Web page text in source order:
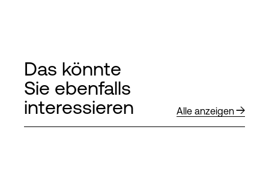
Das könnte
Sie ebenfalls
interessieren
Alle anzeigen